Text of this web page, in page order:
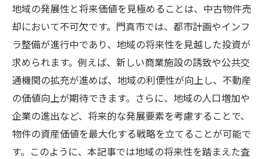
地域の発展性と将来価値を見極めることは、中古物件売
却において不可欠です。門真市では、都市計画やインフ
ラ整備が進行中であり、地域の将来性を見越した投資が
求められます。例えば、新しい商業施設の誘致や公共交
通機関の拡充が進めば、地域の利便性が向上し、不動産
の価値向上が期待できます。さらに、地域の人口増加や
企業の進出など、将来的な発展要素を考慮することで、
物件の資産価値を最大化する戦略を立てることが可能で
す。このように、本記事では地域の将来性を踏まえた査